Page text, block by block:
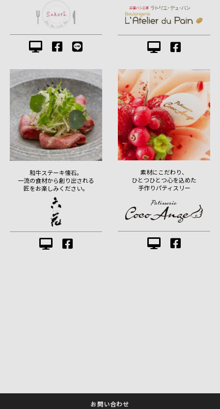
和牛ステーキ懐石。
一流の食材から創り出される
匠をお楽しみください。
素材にこだわり、
ひとつひとつ心を込めた
手作りパティスリー
お問い合わせ